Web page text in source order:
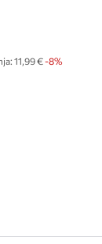
11,99 € -8%